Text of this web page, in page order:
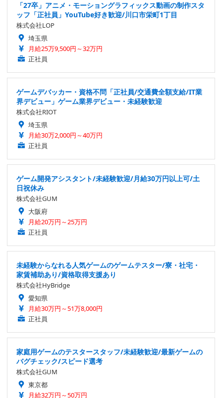
「27卒」アニメ・モーショングラフィックス動画の制作スタ
ッフ「正社員」YouTube好き歓迎/川口市栄町1丁目
株式会社LOP
埼玉県
月給25万9,500円～32万円
正社員
ゲームデバッカー・資格不問「正社員/交通費全額支給/IT業
界デビュー」ゲーム業界デビュー・未経験歓迎
株式会社RIOT
埼玉県
月給30万2,000円～40万円
正社員
ゲーム開発アシスタント/未経験歓迎/月給30万円以上可/土
日祝休み
株式会社GUM
大阪府
月給20万円～25万円
正社員
未経験からなれる人気ゲームのゲームテスター/寮・社宅・
家賃補助あり/資格取得支援あり
株式会社HyBridge
愛知県
月給30万円～51万8,000円
正社員
家庭用ゲームのテスタースタッフ/未経験歓迎/最新ゲームの
バグチェック/スピード選考
株式会社GUM
東京都
月給32万円～50万円